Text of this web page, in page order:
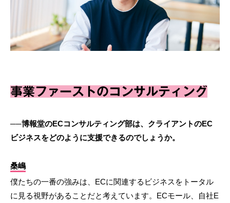
事業ファーストのコンサルティング
──博報堂のECコンサルティング部は、クライアントのEC
ビジネスをどのように支援できるのでしょうか。
桑嶋
僕たちの一番の強みは、ECに関連するビジネスをトータル
に見る視野があることだと考えています。ECモール、自社E